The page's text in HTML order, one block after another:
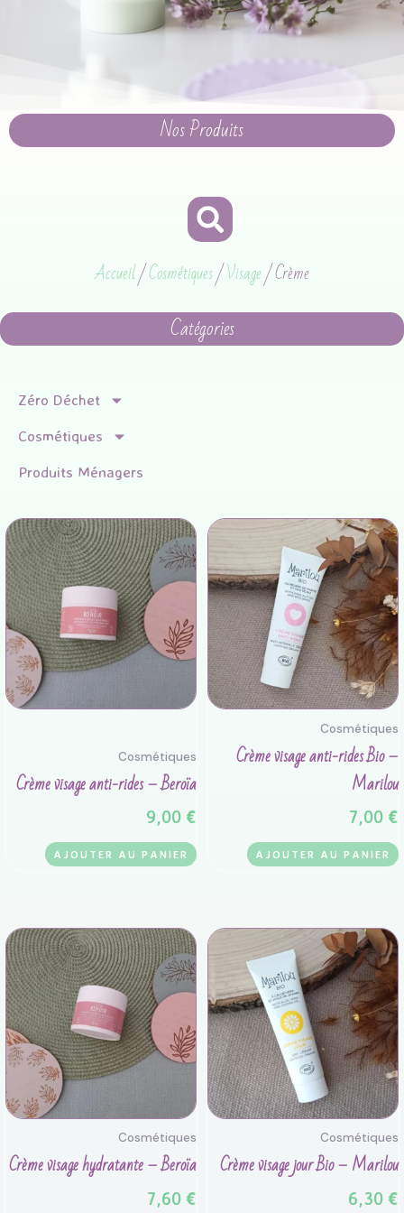
Nos Produits
Accueil/Cosmétiques/Visage/ Crème
Catégories
Zéro Déchet
Cosmétiques
Produits Ménagers
Cosmétiques
Crème visage anti-rides – Beroïa
9,00 €
AJOUTER AU PANIER
Cosmétiques
Crème visage anti-rides Bio –
Marilou
7,00 €
AJOUTER AU PANIER
Cosmétiques
Crème visage hydratante – Beroïa
7,60 €
Cosmétiques
Crème visage jour Bio – Marilou
6,30 €